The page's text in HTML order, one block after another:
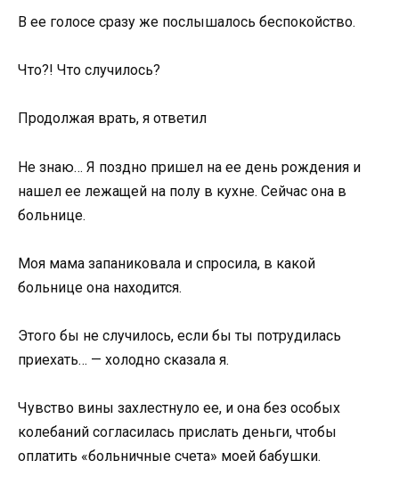
В ее голосе сразу же послышалось беспокойство.
Что?! Что случилось?
Продолжая врать, я ответил
Не знаю… Я поздно пришел на ее день рождения и
нашел ее лежащей на полу в кухне. Сейчас она в
больнице.
Моя мама запаниковала и спросила, в какой
больнице она находится.
Этого бы не случилось, если бы ты потрудилась
приехать… — холодно сказала я.
Чувство вины захлестнуло ее, и она без особых
колебаний согласилась прислать деньги, чтобы
оплатить «больничные счета» моей бабушки.